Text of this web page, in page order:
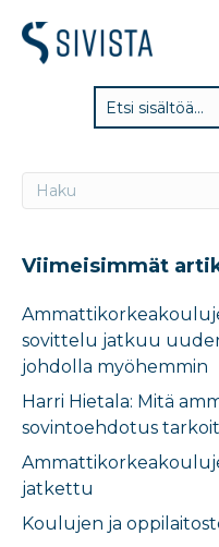
Viimeisimmät
sovittelu jatkuu
johdolla myöhemmin
Harri Hietala: Mitä
sovintoehdotus
jatkettu
Koulujen ja